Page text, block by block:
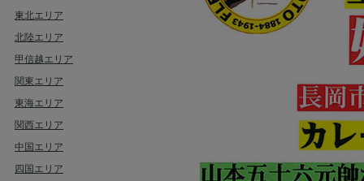
東北エリア
北陸エリア
甲信越エリア
関東エリア
東海エリア
関西エリア
中国エリア
四国エリア